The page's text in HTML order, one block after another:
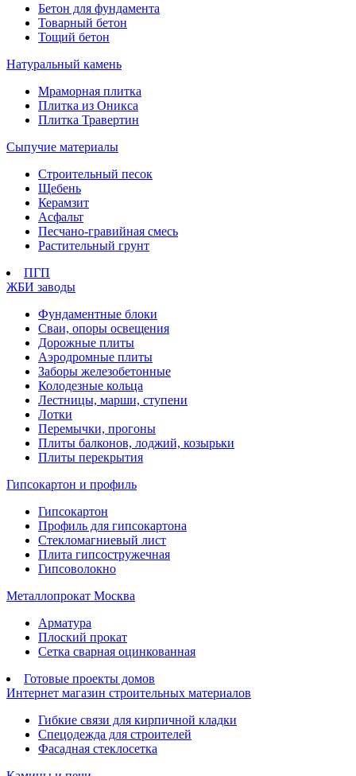
Бетон для фундамента
Товарный бетон
Тощий бетон
Натуральный камень
Мраморная плитка
Плитка из Оникса
Плитка Травертин
Сыпучие материалы
Строительный песок
Щебень
Керамзит
Асфальт
Песчано-гравийная смесь
Растительный грунт
ПГП
ЖБИ заводы
Фундаментные блоки
Сваи, опоры освещения
Дорожные плиты
Аэродромные плиты
Заборы железобетонные
Колодезные кольца
Лестницы, марши, ступени
Лотки
Перемычки, прогоны
Плиты балконов, лоджий, козырьки
Плиты перекрытия
Гипсокартон и профиль
Гипсокартон
Профиль для гипсокартона
Стекломагниевый лист
Плита гипсостружечная
Гипсоволокно
Металлопрокат Москва
Арматура
Плоский прокат
Сетка сварная оцинкованная
Готовые проекты домов
Интернет магазин строительных материалов
Гибкие связи для кирпичной кладки
Спецодежда для строителей
Фасадная стеклосетка